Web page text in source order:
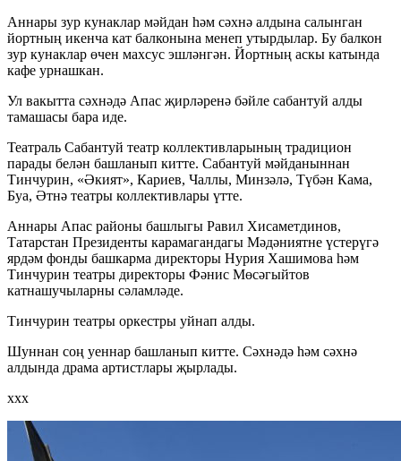
Аннары зур кунаклар мәйдан һәм сәхнә алдына салынган
йортның икенча кат балконына менеп утырдылар. Бу балкон
зур кунаклар өчен махсус эшләнгән. Йортның аскы катында
кафе урнашкан.
Ул вакытта сәхнәдә Апас җирләренә бәйле сабантуй алды
тамашасы бара иде.
Театраль Сабантуй театр коллективларының традицион
парады белән башланып китте. Сабантуй мәйданыннан
Тинчурин, «Әкият», Кариев, Чаллы, Минзәлә, Түбән Кама,
Буа, Әтнә театры коллективлары үтте.
Аннары Апас районы башлыгы Равил Хисаметдинов,
Татарстан Президенты карамагандагы Мәдәниятне үстерүгә
ярдәм фонды башкарма директоры Нурия Хашимова һәм
Тинчурин театры директоры Фәнис Мөсәгыйтов
катнашучыларны сәламләде.
Тинчурин театры оркестры уйнап алды.
Шуннан соң уеннар башланып китте. Сәхнәдә һәм сәхнә
алдында драма артистлары җырлады.
ххх